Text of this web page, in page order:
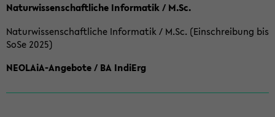
Naturwissenschaftliche Informatik / M.Sc.
Naturwissenschaftliche Informatik / M.Sc. (Einschreibung bis
SoSe 2025)
NEOLAiA-Angebote / BA IndiErg